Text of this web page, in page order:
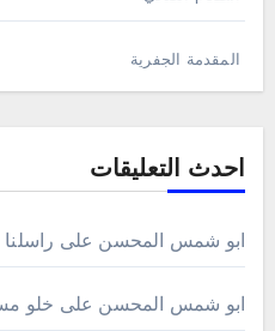
المقدمة الجفرية
احدث التعليقات
ابو شمس المحسن على راسلنا
ابو شمس المحسن على خلو